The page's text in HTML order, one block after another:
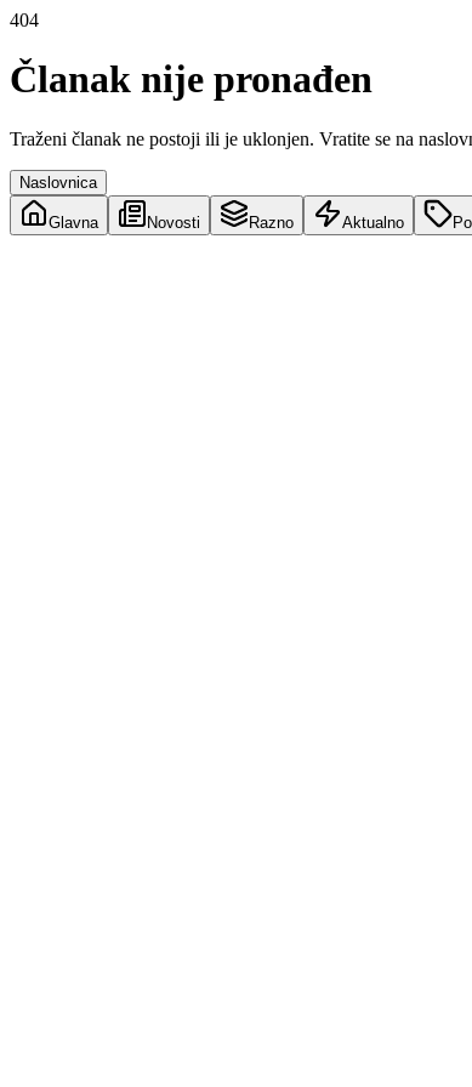
404
Članak nije pronađen
Traženi članak ne postoji ili je uklonjen. Vratite se na
Naslovnica
Glavna Novosti Razno Aktualno